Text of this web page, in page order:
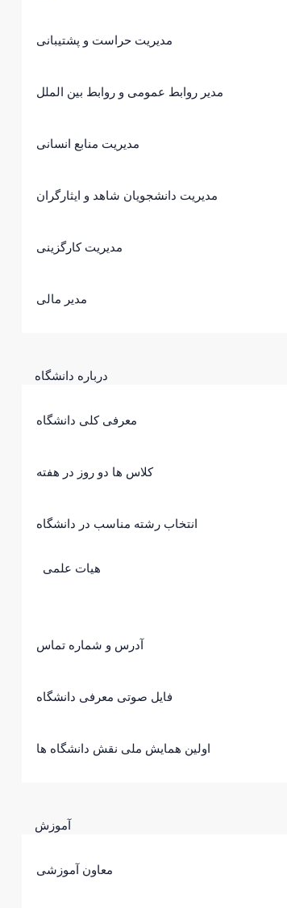
مدیریت حراست و پشتیبانی
مدیر روابط عمومی و روابط بین الملل
مدیریت منابع انسانی
مدیریت دانشجویان شاهد و ایثارگران
مدیریت کارگزینی
مدیر مالی
درباره دانشگاه
معرفی کلی دانشگاه
کلاس ها دو روز در هفته
انتخاب رشته مناسب در دانشگاه
هیات علمی
آدرس و شماره تماس
فایل صوتی معرفی دانشگاه
اولین همایش ملی نقش دانشگاه ها
آموزش
معاون آموزشی